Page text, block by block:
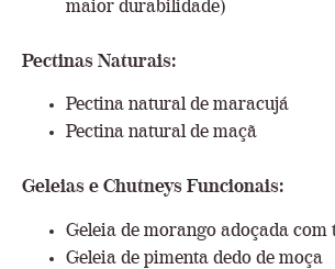
maior durabilidade)
Pectinas Naturais:
Pectina natural de maracujá
Pectina natural de maçã
Geleias e Chutneys Funcionais:
Geleia de morango adoçada com
Geleia de pimenta dedo de moça